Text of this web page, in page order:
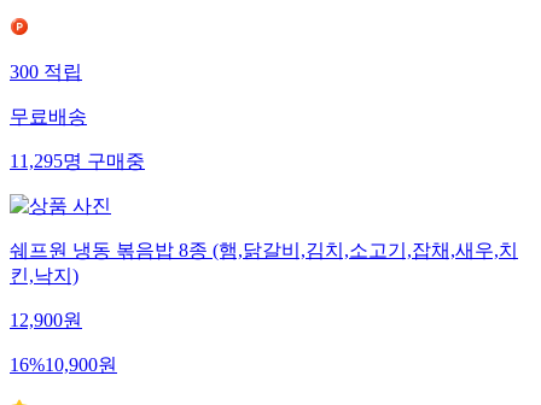
300적립
무료배송
11,295명구매중
쉐프원 냉동 볶음밥 8종 (햄,닭갈비,김치,소고기,잡채,새우,치
킨,낙지)
12,900원
16%10,900원